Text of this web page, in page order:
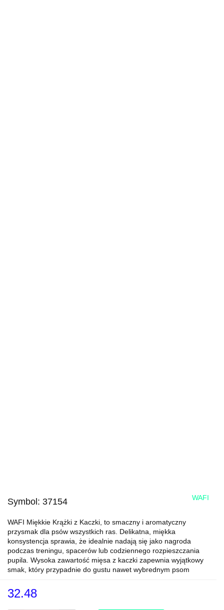
Symbol: 37154 WAFI
WAFI Miękkie Krążki z Kaczki, to smaczny i aromatyczny
przysmak dla psów wszystkich ras. Delikatna, miękka
konsystencja sprawia, że idealnie nadają się jako nagroda
podczas treningu, spacerów lub codziennego rozpieszczania
pupila. Wysoka zawartość mięsa z kaczki zapewnia wyjątkowy
smak, który przypadnie do gustu nawet wybrednym psom
32.48